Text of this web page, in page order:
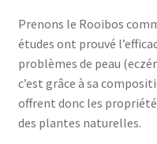
Prenons le Rooibos
études ont prouvé
problèmes de peau
c’est grâce à sa
offrent donc les
des plantes naturelles.